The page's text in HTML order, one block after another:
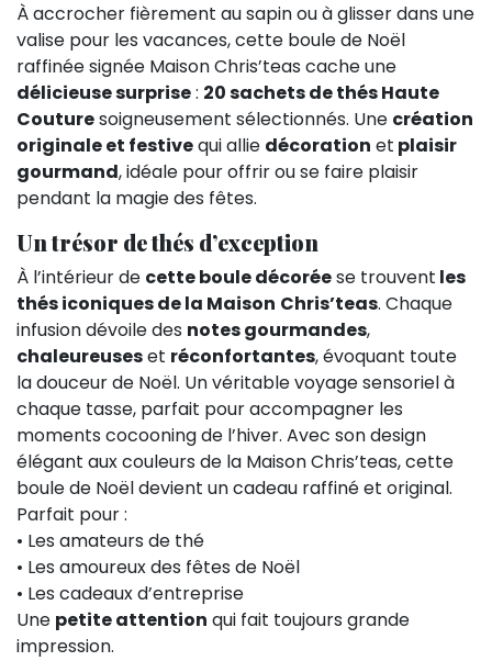
À accrocher fièrement au sapin ou à glisser dans une
valise pour les vacances, cette boule de Noël
raffinée signée Maison Chris’teas cache une
délicieuse surprise: 20 sachets de thés Haute
Couturesoigneusement sélectionnés. Une création
originale et festivequi allie décoration et plaisir
gourmand, idéale pour offrir ou se faire plaisir
pendant la magie des fêtes.
Un trésor de thés d’exception
À l’intérieur de cette boule décoréese trouvent les
thés iconiques de la Maison Chris’teas. Chaque
infusion dévoile des notes gourmandes,
chaleureuseset réconfortantes, évoquant toute
la douceur de Noël. Un véritable voyage sensoriel à
chaque tasse, parfait pour accompagner les
moments cocooning de l’hiver. Avec son design
élégant aux couleurs de la Maison Chris’teas, cette
boule de Noël devient un cadeau raffiné et original.
Parfait pour :
• Les amateurs de thé
• Les amoureux des fêtes de Noël
• Les cadeaux d’entreprise
Une petite attention qui fait toujours grande
impression.